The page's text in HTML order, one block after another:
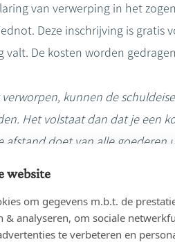
van verwerping in het
Deze inschrijving is gratis
valt. De kosten worden
verworpen, kunnen de
Het volstaat dan dat je een
afstand doet van alle
uit de nalatenschap
erfgenaam 30 jaar de tijd om
website
om gegevens m.b.t. de
& analyseren, om sociale
te verbeteren en